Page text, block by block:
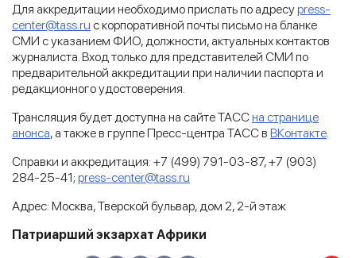
Для аккредитации необходимо прислать по адресу press-
center@tass.ru с корпоративной почты письмо на бланке
СМИ с указанием ФИО, должности, актуальных контактов
журналиста. Вход только для представителей СМИ по
предварительной аккредитации при наличии паспорта и
редакционного удостоверения.
Трансляция будет доступна на сайте ТАСС на странице
анонса, а также в группе Пресс-центра ТАСС в ВКонтакте
Справки и аккредитация: +7 (499) 791-03-87, +7 (903)
284-25-41; press-center@tass.ru
Адрес: Москва, Тверской бульвар, дом 2, 2-й этаж
Патриарший экзархат Африки